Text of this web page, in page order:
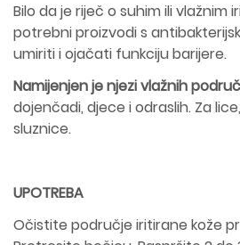
Bilo da je riječ o suhim ili vlažnim
potrebni proizvodi s
umiriti i ojačati funkciju barijere.
Namijenjen je njezi vlažnih
dojenčadi, djece i odraslih. Za
sluznice.
UPOTREBA
Očistite područje iritirane kože